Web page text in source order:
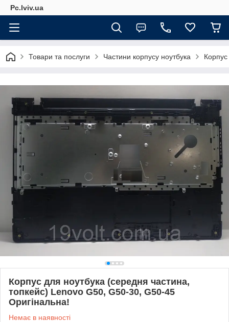
Pc.lviv.ua
Товари та послуги Частини корпусу ноутбука
Корпус для ноутбука (середня частина,
топкейс) Lenovo G50, G50-30, G50-45
Оригінальна!
Немає в наявності